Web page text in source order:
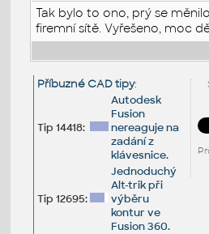
Tak bylo to ono, prý se
firemní sítě. Vyřešeno, moc
Příbuzné CAD tipy:
Tip 14418:
Autodesk
Fusion
nereaguje na
zadání z
klávesnice.
Tip 12695:
Jednoduchý
Alt-trik při
výběru
kontur ve
Fusion 360.